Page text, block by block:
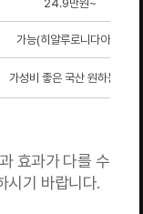
24.9만원~
가능(히알루로니다아제)
가성비 좋은 국산 원하는 분
효과가 다를 수
시기 바랍니다.